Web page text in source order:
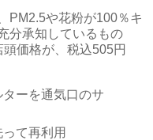
PM2.5や花粉が100％キ
分承知しているもの
価格が、税込505円
ーを通気口のサ
て再利用